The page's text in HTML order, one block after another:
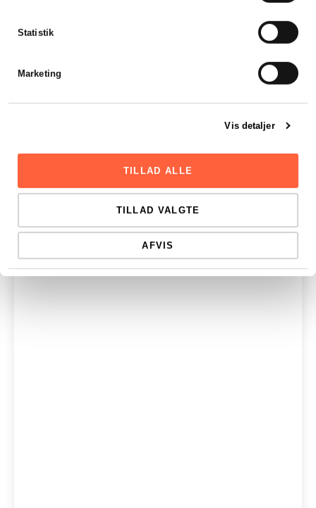
Statistik
Marketing
Vis detaljer
TILLAD ALLE
TILLAD VALGTE
AFVIS